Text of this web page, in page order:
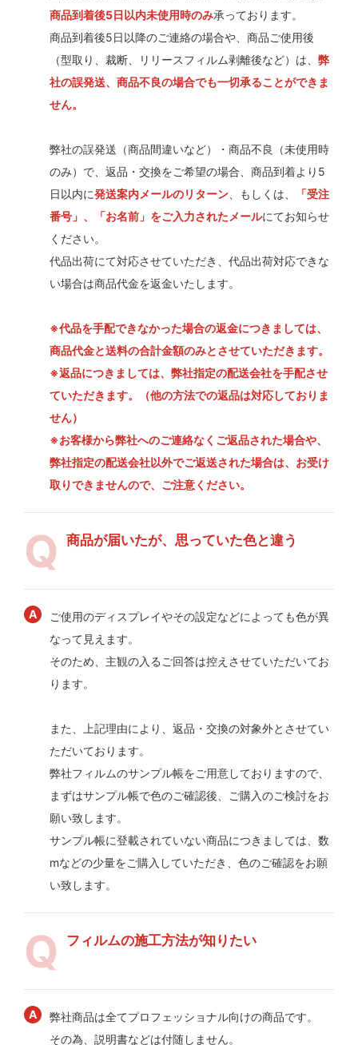
商品到着後5日以内未使用時のみ承っております。
商品到着後5日以降のご連絡の場合や、商品ご使用後
（型取り、裁断、リリースフィルム剥離後など）は、 弊
社の誤発送、商品不良の場合でも一切承ることができま
せん。
弊社の誤発送（商品間違いなど）・商品不良（未使用時
のみ）で、返品・交換をご希望の場合、商品到着より5
日以内に発送案内メールのリターン 、もしくは、
「受注
番号」、「お名前」をご入力されたメールにてお知らせ
ください。
代品出荷にて対応させていただき、代品出荷対応できな
い場合は商品代金を返金いたします。
※代品を手配できなかった場合の返金につきましては、
商品代金と送料の合計金額のみとさせていただきます。
※返品につきましては、弊社指定の配送会社を手配させ
ていただきます。（他の方法での返品は対応しておりま
せん）
※お客様から弊社へのご連絡なくご返品された場合や、
弊社指定の配送会社以外でご返送された場合は、お受け
取りできませんので、ご注意ください。
商品が届いたが、思っていた色と違う
ご使用のディスプレイやその設定などによっても色が異
なって見えます。
そのため、主観の入るご回答は控えさせていただいてお
ります。
また、上記理由により、返品・交換の対象外とさせてい
ただいております。
弊社フィルムのサンプル帳をご用意しておりますので、
まずはサンプル帳で色のご確認後、ご購入のご検討をお
願い致します。
サンプル帳に登載されていない商品につきましては、数
mなどの少量をご購入していただき、色のご確認をお願
い致します。
フィルムの施工方法が知りたい
弊社商品は全てプロフェッショナル向けの商品です。
その為、説明書などは付随しません。